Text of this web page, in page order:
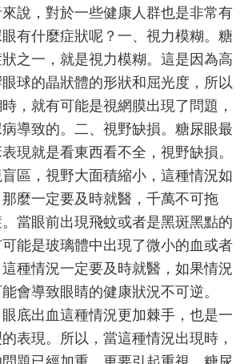
很
常
見，
這
問
題
出
現
時
要
警
惕
說，對於一些健康人群也是非常有
有什麼症狀呢？一、視力模糊。糖
之一，就是視力模糊。這是因為高
球的晶狀體的形狀和屈光度，所以
，就有可能是視網膜出現了問題，
導致的。二、視野缺損。糖尿眼最
現就是看東西看不全，視野缺損。
區，視野大面積縮小，這種情況如
麼一定要及時就醫，千萬不可拖
當眼前出現飛蚊或者是黑斑黑點的
能是玻璃體中出現了微小的血或者
種情況一定要及時就醫，如果情況
會導致眼睛的健康狀況不可逆。
底出血這種情況更加棘手，也是一
表現。所以，當這種情況出現時，